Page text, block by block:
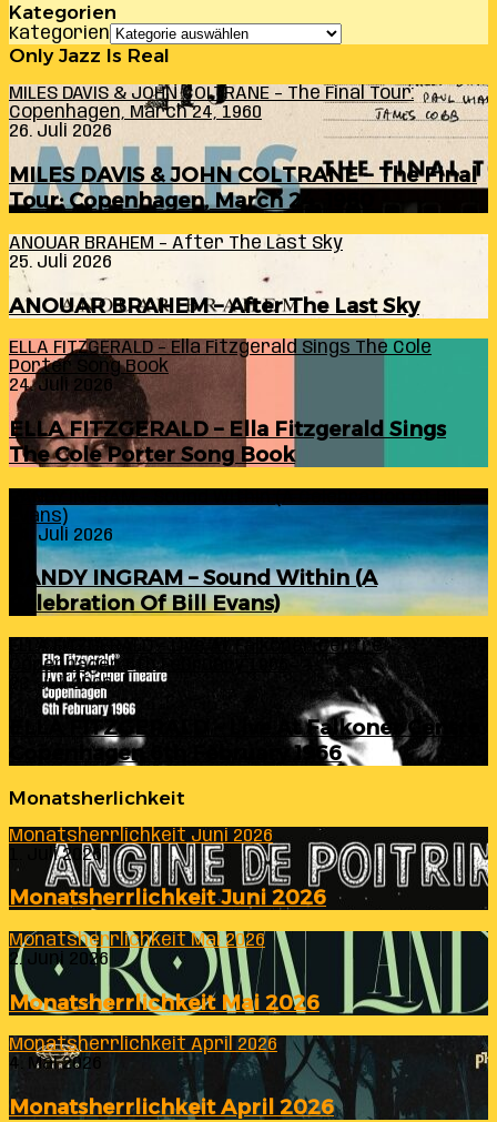
Kategorien
Kategorien
Only Jazz Is Real
MILES DAVIS & JOHN COLTRANE – The Final Tour:
Copenhagen, March 24, 1960
26. Juli 2026
MILES DAVIS & JOHN COLTRANE – The Final
Tour: Copenhagen, March 24, 1960
ANOUAR BRAHEM – After The Last Sky
25. Juli 2026
ANOUAR BRAHEM – After The Last Sky
ELLA FITZGERALD – Ella Fitzgerald Sings The Cole
Porter Song Book
24. Juli 2026
ELLA FITZGERALD – Ella Fitzgerald Sings
The Cole Porter Song Book
Evans)
24. Juli 2026
RANDY INGRAM – Sound Within (A
Celebration Of Bill Evans)
ELLA FITZGERALD – Live At Falkoner Centre
Copenhagen 6th February 1966
23. Juli 2026
ELLA FITZGERALD – Live At Falkoner Centre
Copenhagen 6th February 1966
Monatsherlichkeit
Monatsherrlichkeit Juni 2026
1. Juli 2026
Monatsherrlichkeit Juni 2026
Monatsherrlichkeit Mai 2026
2. Juni 2026
Monatsherrlichkeit Mai 2026
Monatsherrlichkeit April 2026
4. Mai 2026
Monatsherrlichkeit April 2026